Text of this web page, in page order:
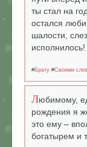
ты стал на
остался
шалости,
исполнилось!
#Брату #Своими
Любимому,
рождения я
это ему –
богатырем и